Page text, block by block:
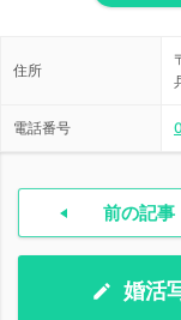
住所
電話番号
前の記事
婚活